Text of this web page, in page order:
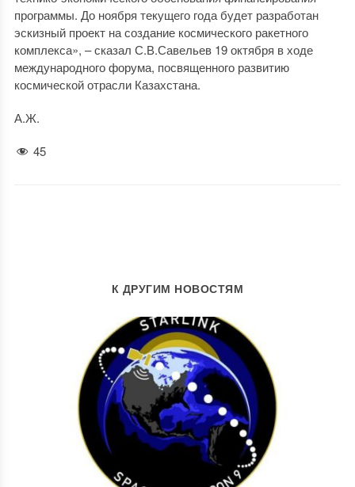
программы. До ноября текущего года будет разработан
эскизный проект на создание космического ракетного
комплекса», – сказал С.В.Савельев 19 октября в ходе
международного форума, посвященного развитию
космической отрасли Казахстана.
А.Ж.
45
К ДРУГИМ НОВОСТЯМ